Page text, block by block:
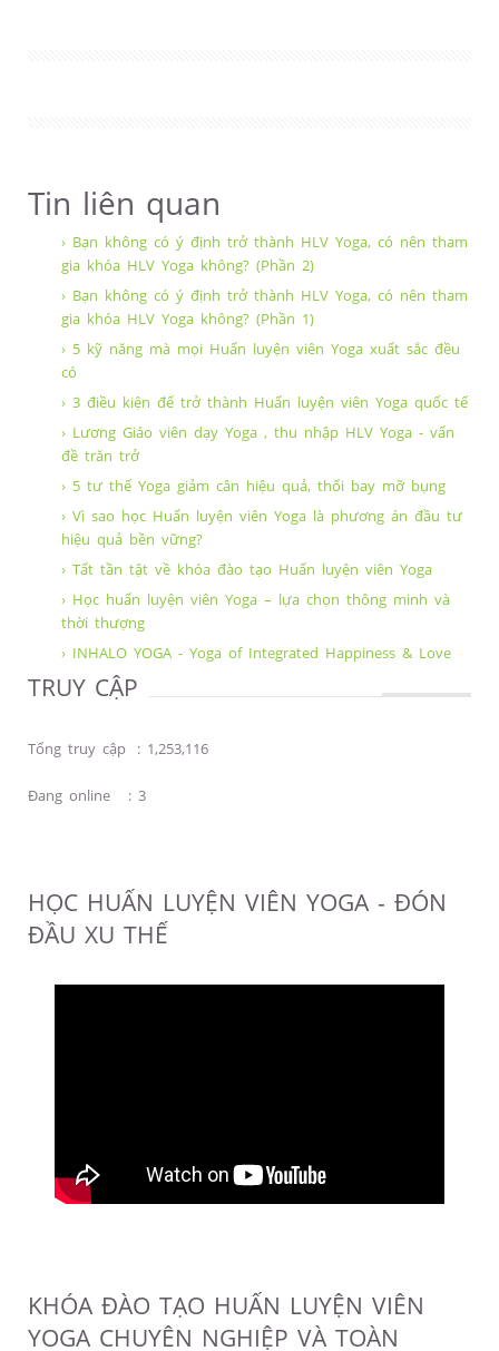
Tin liên quan
› Bạn không có ý định trở thành HLV Yoga, có nên tham
gia khóa HLV Yoga không? (Phần 2)
› Bạn không có ý định trở thành HLV Yoga, có nên tham
gia khóa HLV Yoga không? (Phần 1)
› 5 kỹ năng mà mọi Huấn luyện viên Yoga xuất sắc đều
có
› 3 điều kiện để trở thành Huấn luyện viên Yoga quốc tế
› Lương Giáo viên dạy Yoga , thu nhập HLV Yoga - vấn
đề trăn trở
› 5 tư thế Yoga giảm cân hiệu quả, thổi bay mỡ bụng
› Vì sao học Huấn luyện viên Yoga là phương án đầu tư
hiệu quả bền vững?
› Tất tần tật về khóa đào tạo Huấn luyện viên Yoga
› Học huấn luyện viên Yoga – lựa chọn thông minh và
thời thượng
› INHALO YOGA - Yoga of Integrated Happiness & Love
TRUY CẬP
Tổng truy cập : 1,253,116
Đang online : 3
HỌC HUẤN LUYỆN VIÊN YOGA - ĐÓN
ĐẦU XU THẾ
KHÓA ĐÀO TẠO HUẤN LUYỆN VIÊN
YOGA CHUYÊN NGHIỆP VÀ TOÀN